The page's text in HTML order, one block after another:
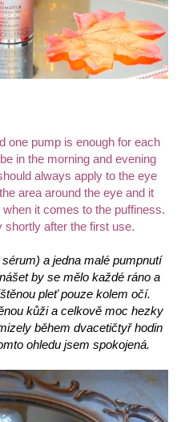
one pump is enough for each
in the morning and evening
always apply to the eye
area around the eye and it
it comes to the puffiness.
after the first use.
a jedna malé pumpnutí
by se mělo každé ráno a
pleť pouze kolem očí.
kůži a celkově moc hezky
během dvacetičtyř hodin
ohledu jsem spokojená.